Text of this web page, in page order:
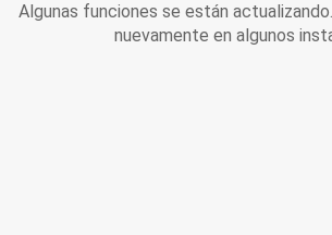
Algunas funciones se están
nuevamente en algunos